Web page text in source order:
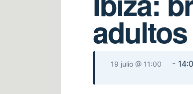
19 julio @ 11:00 -